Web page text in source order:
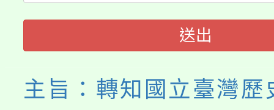
程，歡迎學生輔導中心
心理、諮商輔導、社會
系所師生報名參加。
送出
主旨：轉知國立臺灣歷